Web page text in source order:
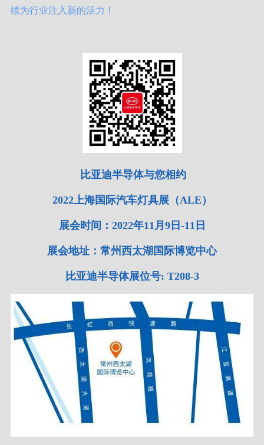
续为行业注入新的活力！
比亚迪半导体与您相约
2022上海国际汽车灯具展（ALE）
展会时间：2022年11月9日-11日
展会地址：常州西太湖国际博览中心
比亚迪半导体展位号: T208-3